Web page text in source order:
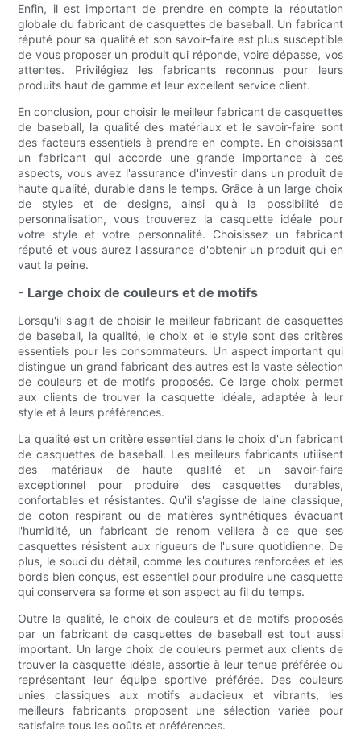
Enfin, il est important de prendre en compte la réputation
globale du fabricant de casquettes de baseball. Un fabricant
réputé pour sa qualité et son savoir-faire est plus susceptible
de vous proposer un produit qui réponde, voire dépasse, vos
attentes. Privilégiez les fabricants reconnus pour leurs
produits haut de gamme et leur excellent service client.
En conclusion, pour choisir le meilleur fabricant de casquettes
de baseball, la qualité des matériaux et le savoir-faire sont
des facteurs essentiels à prendre en compte. En choisissant
un fabricant qui accorde une grande importance à ces
aspects, vous avez l'assurance d'investir dans un produit de
haute qualité, durable dans le temps. Grâce à un large choix
de styles et de designs, ainsi qu'à la possibilité de
personnalisation, vous trouverez la casquette idéale pour
votre style et votre personnalité. Choisissez un fabricant
réputé et vous aurez l'assurance d'obtenir un produit qui en
vaut la peine.
- Large choix de couleurs et de motifs
Lorsqu'il s'agit de choisir le meilleur fabricant de casquettes
de baseball, la qualité, le choix et le style sont des critères
essentiels pour les consommateurs. Un aspect important qui
distingue un grand fabricant des autres est la vaste sélection
de couleurs et de motifs proposés. Ce large choix permet
aux clients de trouver la casquette idéale, adaptée à leur
style et à leurs préférences.
La qualité est un critère essentiel dans le choix d'un fabricant
de casquettes de baseball. Les meilleurs fabricants utilisent
des matériaux de haute qualité et un savoir-faire
exceptionnel pour produire des casquettes durables,
confortables et résistantes. Qu'il s'agisse de laine classique,
de coton respirant ou de matières synthétiques évacuant
l'humidité, un fabricant de renom veillera à ce que ses
casquettes résistent aux rigueurs de l'usure quotidienne. De
plus, le souci du détail, comme les coutures renforcées et les
bords bien conçus, est essentiel pour produire une casquette
qui conservera sa forme et son aspect au fil du temps.
Outre la qualité, le choix de couleurs et de motifs proposés
par un fabricant de casquettes de baseball est tout aussi
important. Un large choix de couleurs permet aux clients de
trouver la casquette idéale, assortie à leur tenue préférée ou
représentant leur équipe sportive préférée. Des couleurs
unies classiques aux motifs audacieux et vibrants, les
meilleurs fabricants proposent une sélection variée pour
satisfaire tous les goûts et préférences.